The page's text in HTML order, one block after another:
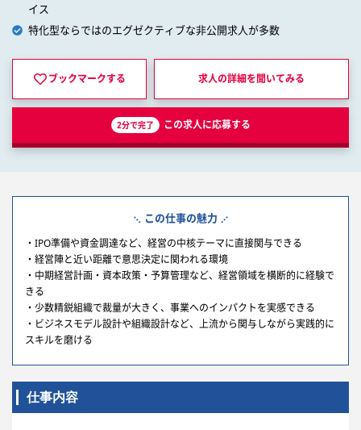
イス
特化型ならではのエグゼクティブな非公開求人が多数
ブックマークする 求人の詳細を聞いてみる
2分で完了 この求人に応募する
この仕事の魅力
・IPO準備や資金調達など、経営の中核テーマに直接関与できる
・経営陣と近い距離で意思決定に関われる環境
・中期経営計画・資本政策・予算管理など、経営領域を横断的に経験で
きる
・少数精鋭組織で裁量が大きく、事業へのインパクトを実感できる
・ビジネスモデル設計や組織設計など、上流から関与しながら実践的に
スキルを磨ける
仕事内容